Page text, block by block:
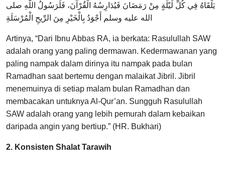
يَلْقَاهُ فِي كُلِّ لَيْلَةٍ مِنْ رَمَضَانَ فَيُدَارِسُهُ الْقُرْآنَ، فَلَرَسُولُ اللَّهِ صلى
الله عليه وسلم أَجْوَدُ بِالْخَيْرِ مِنَ الرِّيحِ الْمُرْسَلَةِ
Artinya, “Dari Ibnu Abbas RA, ia berkata: Rasulullah SAW
adalah orang yang paling dermawan. Kedermawanan yang
paling nampak dalam dirinya itu nampak pada bulan
Ramadhan saat bertemu dengan malaikat Jibril. Jibril
menemuinya di setiap malam bulan Ramadhan dan
membacakan untuknya Al-Qur’an. Sungguh Rasulullah
SAW adalah orang yang lebih pemurah dalam kebaikan
daripada angin yang bertiup.” (HR. Bukhari)
2. Konsisten Shalat Tarawih